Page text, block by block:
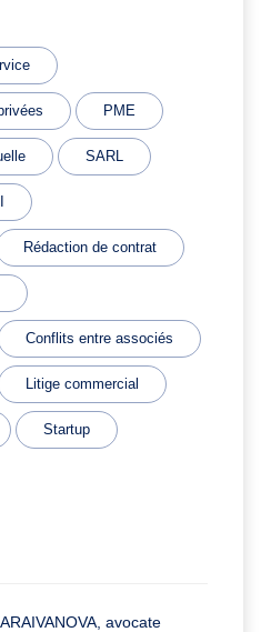
PME
SARL
Rédaction de contrat
Conflits entre associés
Litige commercial
Startup
avocate